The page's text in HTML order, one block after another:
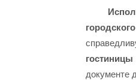
документе